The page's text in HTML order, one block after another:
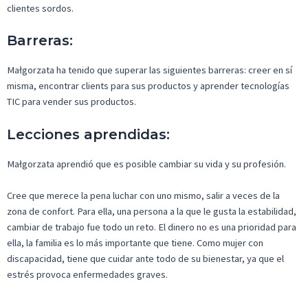
clientes sordos.
Barreras:
Małgorzata ha tenido que superar las siguientes barreras: creer en sí
misma, encontrarclients para sus productos y aprender tecnologías
TIC para vender sus productos.
Lecciones aprendidas:
Małgorzata aprendió que es posible cambiar su vida y su profesión.
Cree que merece la pena luchar con uno mismo, salir a veces de la
zona de confort. Para ella, una persona a la que le gusta la estabilidad,
cambiar de trabajo fue todo un reto. El dinero no es una prioridad para
ella, la familia es lo más importante que tiene. Como mujer con
discapacidad, tiene que cuidar ante todo de su bienestar, ya que el
estrés provoca enfermedades graves.